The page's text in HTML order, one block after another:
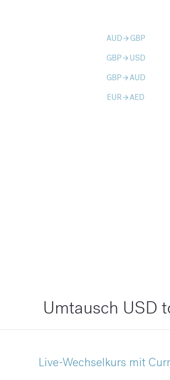
AUDarrow_forward GBP
GBParrow_forward USD
GBParrow_forwardAUD
EURarrow_forwardAED
Umtausch USD
Live-Wechselkurs mit